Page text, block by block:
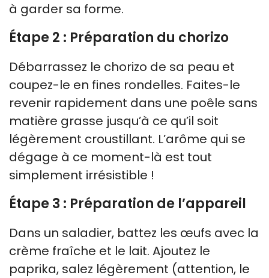
à garder sa forme.
Étape 2 : Préparation du chorizo
Débarrassez le chorizo de sa peau et
coupez-le en fines rondelles. Faites-le
revenir rapidement dans une poêle sans
matière grasse jusqu’à ce qu’il soit
légèrement croustillant. L’arôme qui se
dégage à ce moment-là est tout
simplement irrésistible !
Étape 3 : Préparation de l’appareil
Dans un saladier, battez les œufs avec la
crème fraîche et le lait. Ajoutez le
paprika, salez légèrement (attention, le